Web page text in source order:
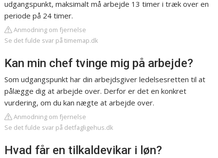
udgangspunkt, maksimalt må arbejde 13 timer i træk over en
periode på 24 timer.
Anmodning om fjernelse
Se det fulde svar på timemap.dk
Kan min chef tvinge mig på arbejde?
Som udgangspunkt har din arbejdsgiver ledelsesretten til at
pålægge dig at arbejde over. Derfor er det en konkret
vurdering, om du kan nægte at arbejde over.
Anmodning om fjernelse
Se det fulde svar på detfagligehus.dk
Hvad får en tilkaldevikar i løn?